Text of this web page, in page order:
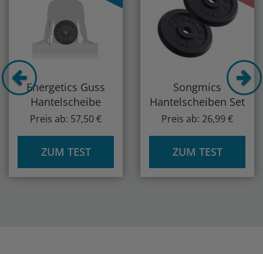
Energetics Guss
Hantelscheibe
Preis ab: 57,50 €
ZUM TEST
Songmics
Hantelscheiben Set
Preis ab: 26,99 €
ZUM TEST